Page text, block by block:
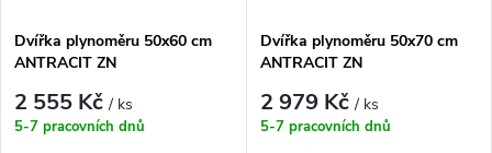
Dvířka plynoměru 50x60 cm
ANTRACIT ZN
2 555 Kč/ ks
5-7 pracovních dnů
Dvířka plynoměru 50x70 cm
ANTRACIT ZN
2 979 Kč/ ks
5-7 pracovních dnů